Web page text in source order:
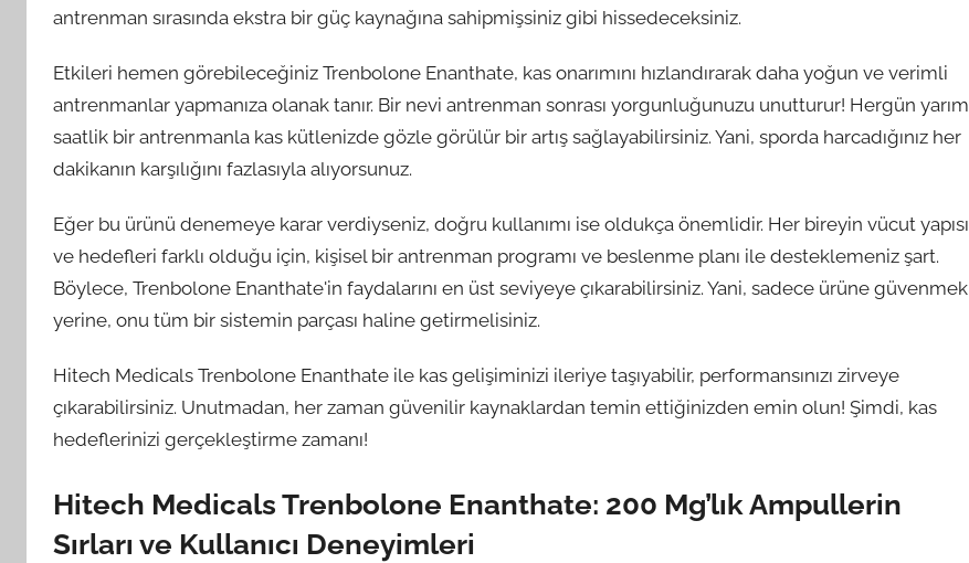
antrenman sırasında ekstra bir güç kaynağına sahipmişsiniz gibi hissedeceksiniz.
Etkileri hemen görebileceğiniz Trenbolone Enanthate, kas onarımını hızlandırarak daha yoğun ve verimli
antrenmanlar yapmanıza olanak tanır. Bir nevi antrenman sonrası yorgunluğunuzu unutturur! Hergün yarım
saatlik bir antrenmanla kas kütlenizde gözle görülür bir artış sağlayabilirsiniz. Yani, sporda harcadığınız her
dakikanın karşılığını fazlasıyla alıyorsunuz.
Eğer bu ürünü denemeye karar verdiyseniz, doğru kullanımı ise oldukça önemlidir. Her bireyin vücut yapısı
ve hedefleri farklı olduğu için, kişisel bir antrenman programı ve beslenme planı ile desteklemeniz şart.
Böylece, Trenbolone Enanthate'in faydalarını en üst seviyeye çıkarabilirsiniz. Yani, sadece ürüne güvenmek
yerine, onu tüm bir sistemin parçası haline getirmelisiniz.
Hitech Medicals Trenbolone Enanthate ile kas gelişiminizi ileriye taşıyabilir, performansınızı zirveye
çıkarabilirsiniz. Unutmadan, her zaman güvenilir kaynaklardan temin ettiğinizden emin olun! Şimdi, kas
hedeflerinizi gerçekleştirme zamanı!
Hitech Medicals Trenbolone Enanthate: 200 Mg’lık Ampullerin
Sırları ve Kullanıcı Deneyimleri